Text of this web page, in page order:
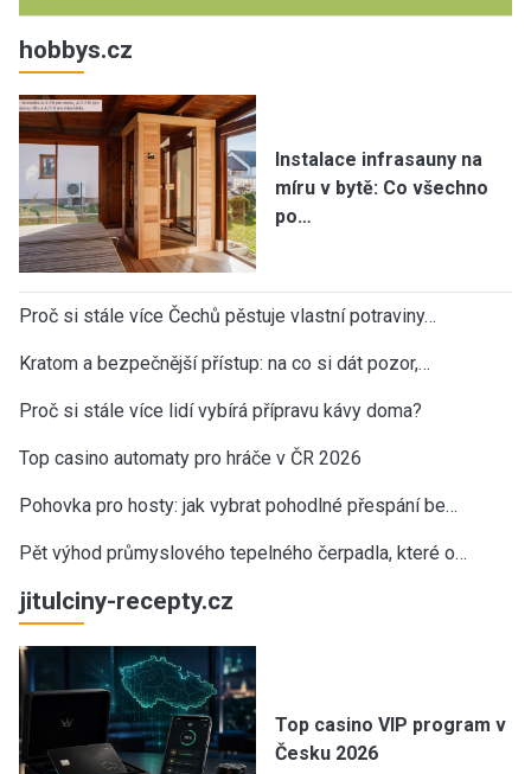
hobbys.cz
Instalace infrasauny na
míru v bytě: Co všechno
po…
Proč si stále více Čechů pěstuje vlastní potraviny…
Kratom a bezpečnější přístup: na co si dát pozor,…
Proč si stále více lidí vybírá přípravu kávy doma?
Top casino automaty pro hráče v ČR 2026
Pohovka pro hosty: jak vybrat pohodlné přespání be…
Pět výhod průmyslového tepelného čerpadla, které o…
jitulciny-recepty.cz
Top casino VIP program v
Česku 2026